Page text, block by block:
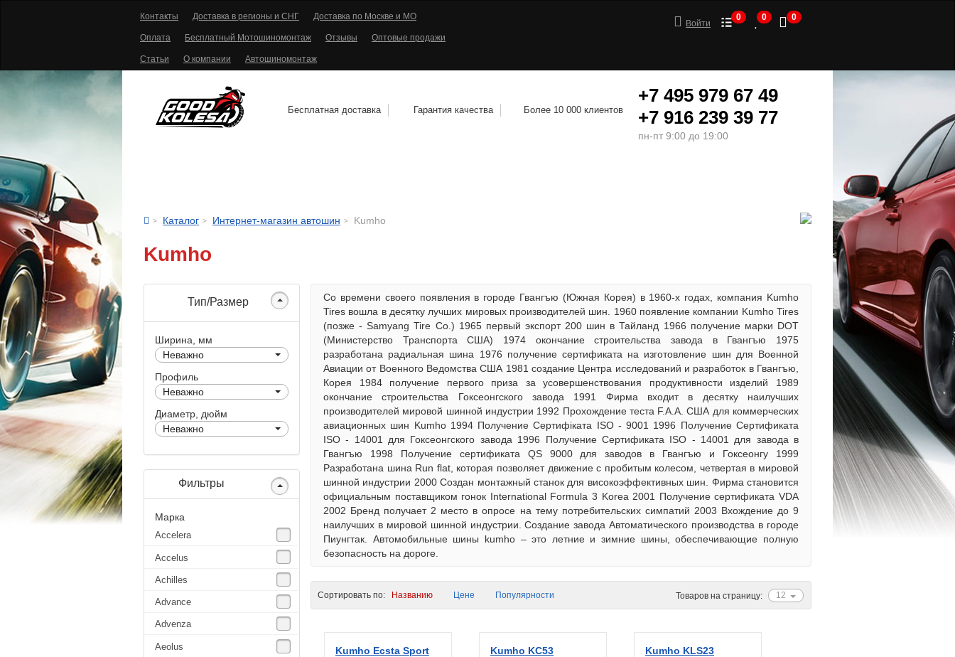
Контакты Доставка в регионы и СНГ Доставка по Москве и МО
Оплата Бесплатный Мотошиномонтаж Отзывы Оптовые продажи
Статьи О компании Автошиномонтаж
Войти
0 0 0
Бесплатная доставка Гарантия качества Более 10 000 клиентов
+7 495 979 67 49
+7 916 239 39 77
пн-пт 9:00 до 19:00
Каталог Интернет-магазин автошин Kumho
Kumho
Тип/Размер
Ширина, мм
Неважно
Профиль
Неважно
Диаметр, дюйм
Неважно
Фильтры
Марка
Accelera
Accelus
Achilles
Advance
Advenza
Aeolus
Со времени своего появления в городе Гвангъю (Южная Корея) в 1960-х годах, компания Kumho
Tires вошла в десятку лучших мировых производителей шин. 1960 появление компании Kumho Tires
(позже - Samyang Tire Co.) 1965 первый экспорт 200 шин в Тайланд 1966 получение марки DOT
(Министерство Транспорта США) 1974 окончание строительства завода в Гвангъю 1975
разработана радиальная шина 1976 получение сертификата на изготовление шин для Военной
Авиации от Военного Ведомства США 1981 создание Центра исследований и разработок в Гвангъю,
Корея 1984 получение первого приза за усовершенствования продуктивности изделий 1989
окончание строительства Гоксеонгского завода 1991 Фирма входит в десятку наилучших
производителей мировой шинной индустрии 1992 Прохождение теста F.A.A. США для коммерческих
авиационных шин Kumho 1994 Получение Сертифіката ISO - 9001 1996 Получение Сертификата
ISO - 14001 для Гоксеонгского завода 1996 Получение Сертификата ISO - 14001 для завода в
Гвангъю 1998 Получение сертификата QS 9000 для заводов в Гвангъю и Гоксеонгу 1999
Разработана шина Run flat, которая позволяет движение с пробитым колесом, четвертая в мировой
шинной индустрии 2000 Создан монтажный станок для високоэффективных шин. Фирма становится
официальным поставщиком гонок International Formula 3 Korea 2001 Получение сертификата VDA
2002 Бренд получает 2 место в опросе на тему потребительских симпатий 2003 Вхождение до 9
наилучших в мировой шинной индустрии. Создание завода Автоматического производства в городе
Пиунгтак. Автомобильные шины kumho – это летние и зимние шины, обеспечивающие полную
безопасность на дороге.
12
Товаров на страницу:
Сортировать по: Названию Цене Популярности
Kumho Ecsta Sport
Kumho KC53
Kumho KLS23